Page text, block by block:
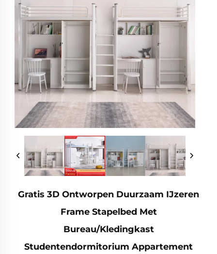
Gratis 3D Ontworpen Duurzaam IJzeren
Frame Stapelbed Met
Bureau/Kledingkast
Studentendormitorium Appartement